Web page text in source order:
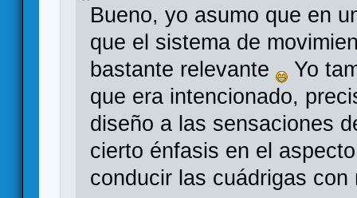
Bueno, yo asumo que en
que el sistema de
bastante relevante
Yo
que era intencionado,
diseño a las sensaciones
cierto énfasis en el
conducir las cuádrigas